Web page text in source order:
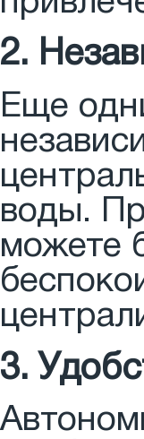
2.
Еще
воды.
можете
3.